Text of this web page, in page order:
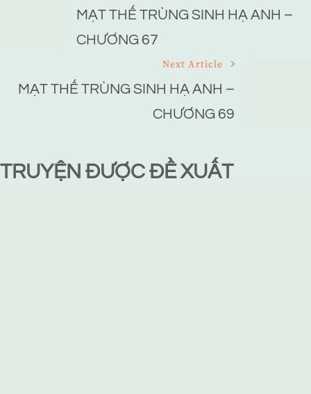
NavigationMẠT THẾ TRÙNG SINH HẠ ANH –
CHƯƠNG 67
Next Article
MẠT THẾ TRÙNG SINH HẠ ANH –
CHƯƠNG 69
TRUYỆN ĐƯỢC ĐỀ XUẤT